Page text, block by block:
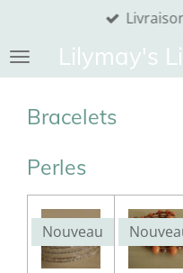
contenuLilymay's
Bracelets
Perles
Nouveau